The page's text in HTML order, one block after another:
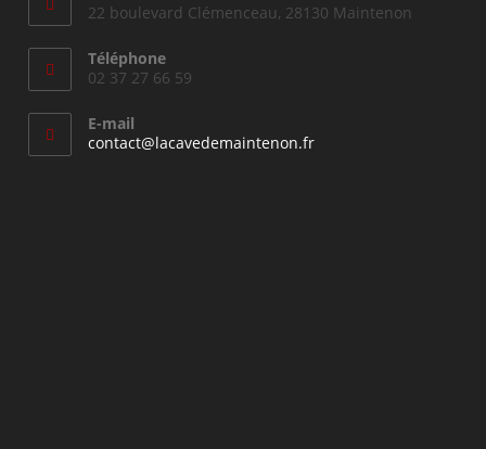
22 boulevard Clémenceau, 28130 Maintenon
Téléphone
02 37 27 66 59
E-mail
contact@lacavedemaintenon.frS’ouvre